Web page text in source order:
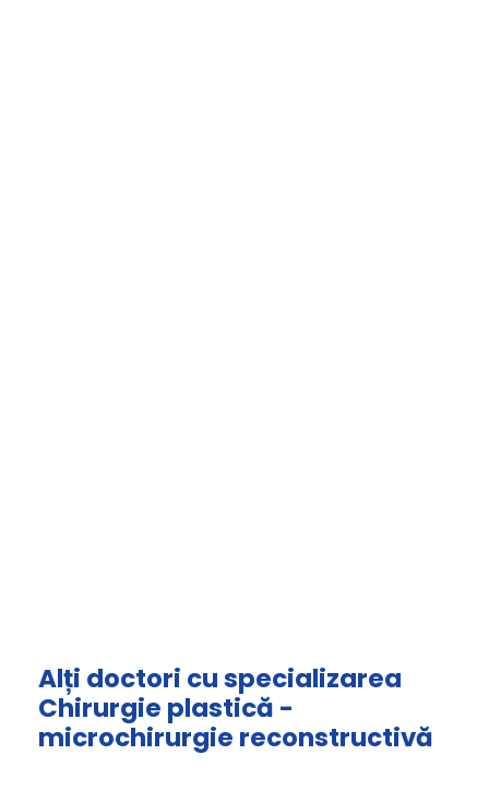
Alți doctori cu specializarea
Chirurgie plastică -
microchirurgie reconstructivă